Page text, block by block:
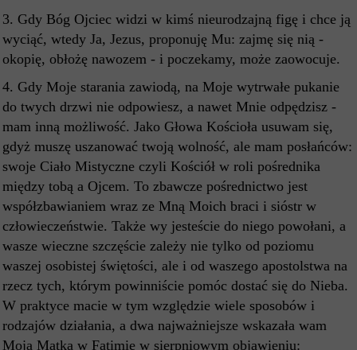
3. Gdy Bóg Ojciec widzi w kimś nieurodzajną figę i chce ją
wyciąć, wtedy Ja, Jezus, proponuję Mu: zajmę się nią -
okopię, obłożę nawozem - i poczekamy, może zaowocuje.
4. Gdy Moje starania zawiodą, na Moje wytrwałe pukanie
do twych drzwi nie odpowiesz, a nawet Mnie odpędzisz -
mam inną możliwość. Jako Głowa Kościoła usuwam się,
gdyż muszę uszanować twoją wolność, ale mam posłańców:
swoje Ciało Mistyczne czyli Kościół w roli pośrednika
między tobą a Ojcem. To zbawcze pośrednictwo jest
współzbawianiem wraz ze Mną Moich braci i sióstr w
człowieczeństwie. Także wy jesteście do niego powołani, a
wasze wieczne szczęście zależy nie tylko od poziomu
waszej osobistej świętości, ale i od waszego apostolstwa na
rzecz tych, którym powinniście pomóc dostać się do Nieba.
W praktyce macie w tym względzie wiele sposobów i
rodzajów działania, a dwa najważniejsze wskazała wam
Moja Matka w Fatimie w sierpniowym objawieniu: